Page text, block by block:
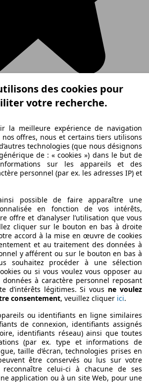
des cookies pour
votre recherche.
la meilleure expérience de navigation
offres, nous et certains tiers utilisons
technologies (que nous désignons
de : « cookies ») dans le but de
sur les appareils et des
personnel (par ex. les adresses IP) et
possible de faire apparaître une
en fonction de vos intérêts,
offre et d’analyser l’utilisation que vous
cliquer sur le bouton en bas à droite
accord à la mise en œuvre de cookies
et au traitement des données à
y afférent ou sur le bouton en bas à
souhaitez procéder à une sélection
ou si vous voulez vous opposer au
à caractère personnel reposant
d’intérêts légitimes. Si vous ne voulez
consentement, veuillez cliquer ici.
ou identifiants en ligne similaires
de connexion, identifiants assignés
identifiants réseau) ainsi que toutes
(par ex. type et informations de
taille d’écran, technologies prises en
être conservés ou lus sur votre
celui-ci à chacune de ses
application ou à un site Web, pour une